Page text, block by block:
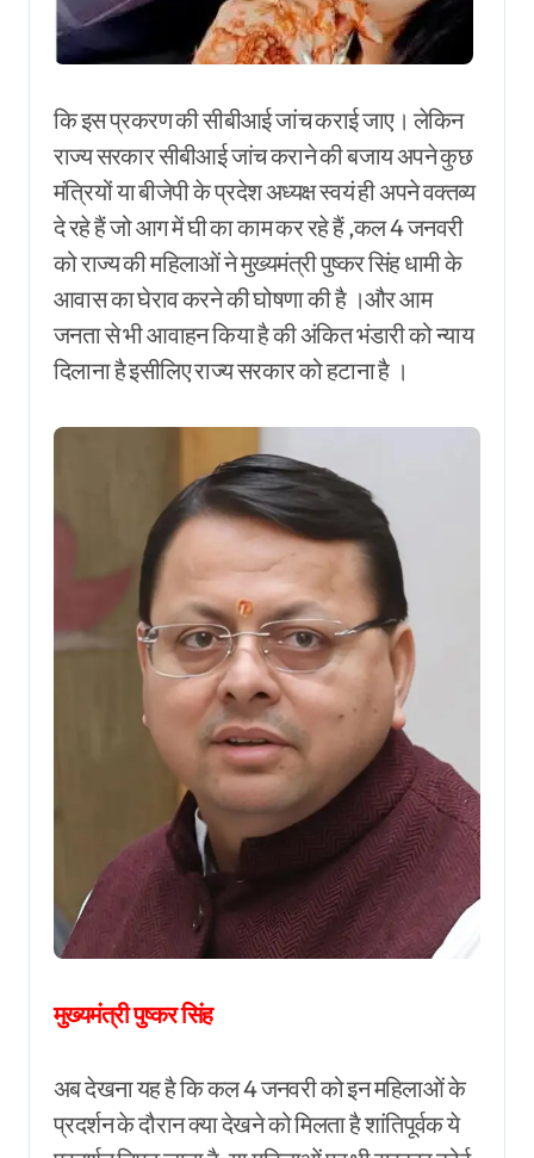
कि इस प्रकरण की सीबीआई जांच कराई जाए। लेकिन
राज्य सरकार सीबीआई जांच कराने की बजाय अपने कुछ
मंत्रियों या बीजेपी के प्रदेश अध्यक्ष स्वयं ही अपने वक्तव्य
दे रहे हैं जो आग में घी का काम कर रहे हैं ,कल 4 जनवरी
को राज्य की महिलाओं ने मुख्यमंत्री पुष्कर सिंह धामी के
आवास का घेराव करने की घोषणा की है ।और आम
जनता से भी आवाहन किया है की अंकित भंडारी को न्याय
दिलाना है इसीलिए राज्य सरकार को हटाना है ।
मुख्यमंत्री पुष्कर सिंह
अब देखना यह है कि कल 4 जनवरी को इन महिलाओं के
प्रदर्शन के दौरान क्या देखने को मिलता है शांतिपूर्वक ये